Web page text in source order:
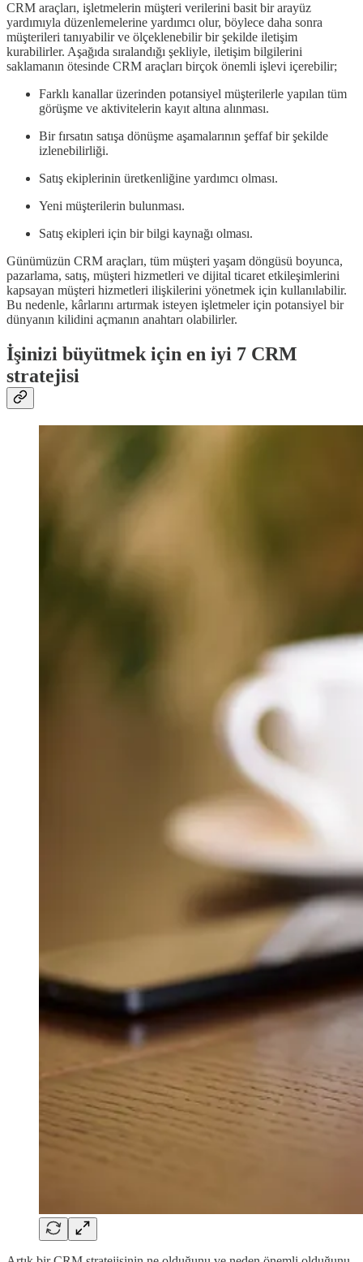
CRM araçları, işletmelerin müşteri verilerini basit bir arayüz
yardımıyla düzenlemelerine yardımcı olur, böylece daha sonra
müşterileri tanıyabilir ve ölçeklenebilir bir şekilde iletişim
kurabilirler. Aşağıda sıralandığı şekliyle, iletişim bilgilerini
saklamanın ötesinde CRM araçları birçok önemli işlevi içerebilir;
Farklı kanallar üzerinden potansiyel müşterilerle yapılan tüm
görüşme ve aktivitelerin kayıt altına alınması.
Bir fırsatın satışa dönüşme aşamalarının şeffaf bir şekilde
izlenebilirliği.
Satış ekiplerinin üretkenliğine yardımcı olması.
Yeni müşterilerin bulunması.
Satış ekipleri için bir bilgi kaynağı olması.
Günümüzün CRM araçları, tüm müşteri yaşam döngüsü boyunca,
pazarlama, satış, müşteri hizmetleri ve dijital ticaret etkileşimlerini
kapsayan müşteri hizmetleri ilişkilerini yönetmek için kullanılabilir.
Bu nedenle, kârlarını artırmak isteyen işletmeler için potansiyel bir
dünyanın kilidini açmanın anahtarı olabilirler.
İşinizi büyütmek için en iyi 7 CRM
stratejisi